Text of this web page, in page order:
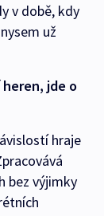
v době, kdy
už
jde o
hraje
bez výjimky